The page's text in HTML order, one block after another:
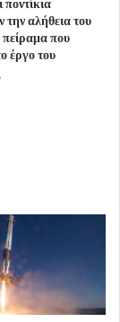
αλήθεια του
που
έργο του